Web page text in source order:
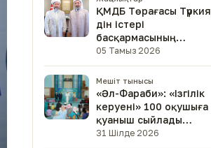
ҚМДБ Төрағасы Түркия
дін істері
басқармасының
төрағасымен кездесті
05 Тамыз 2026
Мешіт тынысы
«Әл-Фараби»: «Ізгілік
керуені» 100 оқушыға
қуаныш сыйлады
(фото)
31 Шілде 2026